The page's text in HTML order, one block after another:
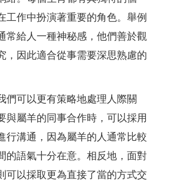
工作中扮演著重要的角色。舉例
常給人一種神秘感，他們善於觀
，因此適合從事需要深思熟慮的
們可以更有策略地處理人際關
與屬羊的同事合作時，可以採用
行溝通，因為屬羊的人通常比較
的語氣十分在意。相反地，面對
可以採取更為直接了當的方式交